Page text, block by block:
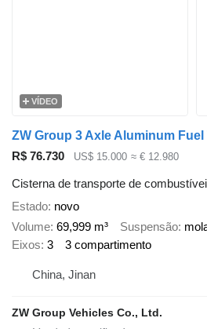
VÍDEO
R$ 76.730 US$ 15.000 ≈ € 12.980
Cisterna de transporte de
Estado novo
Volume 69,999 m³ Suspensão
Eixos 3 3 compartimento
China, Jinan
ZW Group Vehicles Co., Ltd.